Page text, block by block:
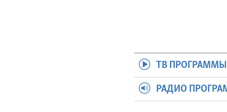
ТВ ПРОГРАММЫ
РАДИО